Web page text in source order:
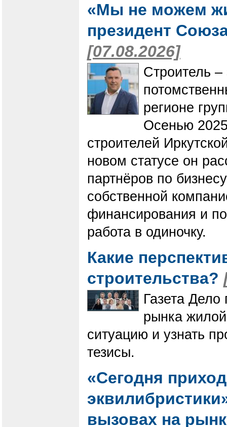
«Мы не можем
президент
[07.08.2026]
Строитель –
регионе
Осенью
строителей
новом статусе он
партнёров по
собственной
финансирования и
работа в одиночку.
Какие
строительства?
Газета Дело
рынка
ситуацию и узнать
тезисы.
«Сегодня
вызовах на